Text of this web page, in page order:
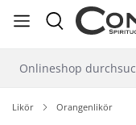
springen
Likör Orangenlikör